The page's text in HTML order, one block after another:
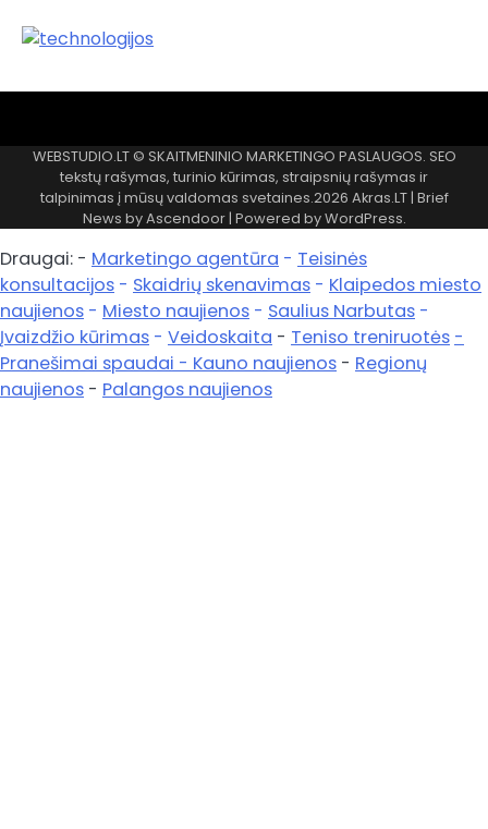
–
tai
žemės
ploto
matavimo
vienetas-
Pagrindinis
WEBSTUDIO.LT © SKAITMENINIO MARKETINGO PASLAUGOS. SEO
tekstų rašymas, turinio kūrimas, straipsnių rašymas ir
talpinimas į mūsų valdomas svetaines.2026 Akras.LT| Brief
News byAscendoor| Powered byWordPress.
Draugai: - Marketingo agentūra - Teisinės
konsultacijos - Skaidrių skenavimas - Klaipedos miesto
naujienos - Miesto naujienos - Saulius Narbutas -
Įvaizdžio kūrimas - Veidoskaita - Teniso treniruotės -
Pranešimai spaudai - Kauno naujienos - Regionų
naujienos - Palangos naujienos